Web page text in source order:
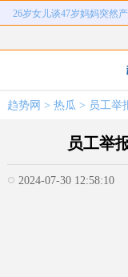
26岁女儿谈47岁妈妈突然
富婆带资进组给自己硬加
弊犯罪
女子开一天一夜空调后二
26岁女儿谈47岁妈妈突然
趋势网 > 热瓜 > 员工举
员工举
2024-07-30 12:58:10